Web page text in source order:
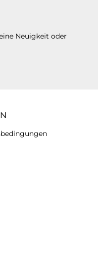
Neuigkeit oder